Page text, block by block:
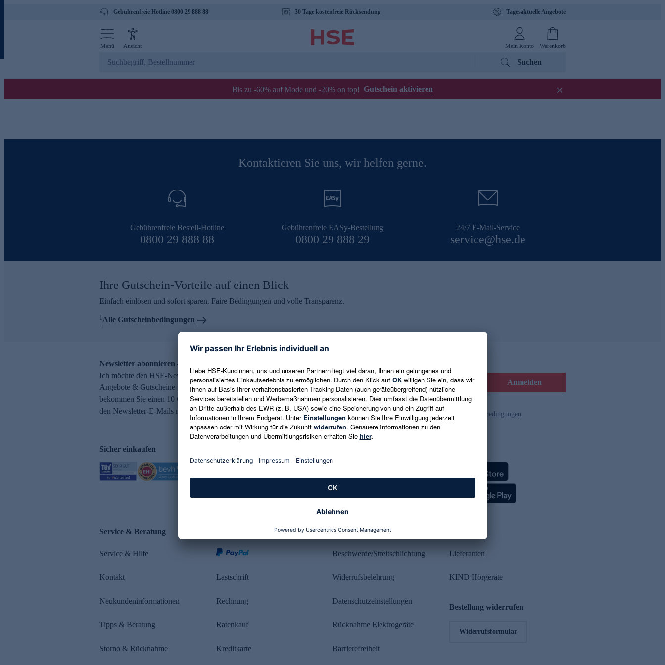
Gebührenfreie Hotline 0800 29 888 88 30 Tage kostenfreie Rücksendung Tagesaktuelle Angebote
Menü Ansicht Mein Konto Warenkorb
Suchen
Bis zu -60% auf Mode und -20% on top! Gutschein aktivieren
Kontaktieren Sie uns, wir helfen gerne.
Gebührenfreie Bestell-Hotline
0800 29 888 88
Gebührenfreie EASy-Bestellung
0800 29 888 29
24/7 E-Mail-Service
service@hse.de
Ihre Gutschein-Vorteile auf einen Blick
Einfach einlösen und sofort sparen. Faire Bedingungen und volle Transparenz.
1Alle Gutscheinbedingungen
Newsletter abonnieren – 10 € Gutschein erhalten
Ich möchte den HSE-Newsletter abonnieren und aktuelle Trends,
Angebote & Gutscheine per E-Mail erhalten. Als Dankeschön
bekommen Sie einen 10 € Gutschein. Eine Abmeldung ist jederzeit in
den Newsletter-E-Mails möglich.
E-Mail-Adresse eingeben Anmelden
Es gelten die Datenschutzrichtlinien und die Gutscheinbedingungen
Sicher einkaufen
Service & Beratung
Service & Hilfe
Kontakt
Neukundeninformationen
Tipps & Beratung
Storno & Rücknahme
Lastschrift
Rechnung
Ratenkauf
Kreditkarte
Rechtliches
Beschwerde/Streitschlichtung
Widerrufsbelehrung
Datenschutzeinstellungen
Rücknahme Elektrogeräte
Barrierefreiheit
Lieferanten
KIND Hörgeräte
Bestellung widerrufen
Widerrufsformular